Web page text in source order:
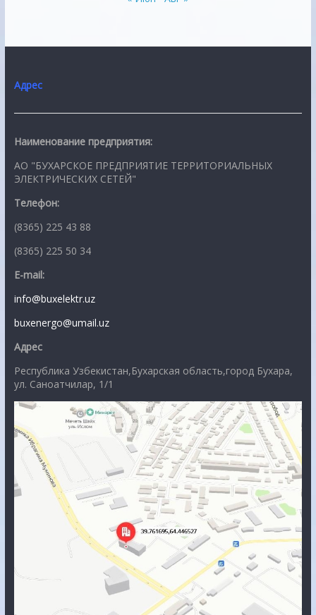
Адрес
Наименование предприятия:
АО "БУХАРСКОЕ ПРЕДПРИЯТИЕ ТЕРРИТОРИАЛЬНЫХ
ЭЛЕКТРИЧЕСКИХ СЕТЕЙ"
Телефон:
(8365) 225 43 88
(8365) 225 50 34
E-mail:
info@buxelektr.uz
buxenergo@umail.uz
Адрес
Республика Узбекистан,Бухарская область,город Бухара,
ул. Саноатчилар, 1/1